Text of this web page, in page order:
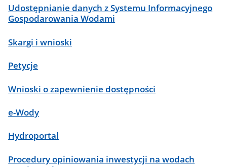
Udostępnianie danych z Systemu Informacyjnego
Gospodarowania Wodami
Skargi i wnioski
Petycje
Wnioski o zapewnienie dostępności
e-Wody
Hydroportal
Procedury opiniowania inwestycji na wodach